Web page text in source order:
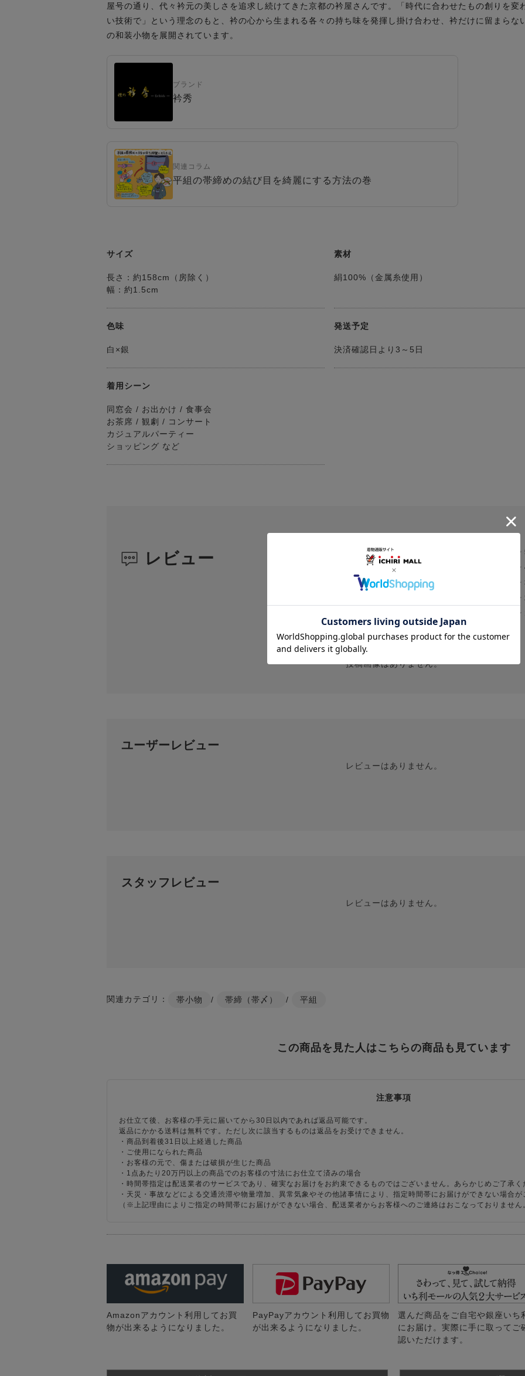
屋号の通り、代々衿元の美しさを追求し続けてきた京都の衿屋さんです。「時代に合わせたもの創りを変
い技術で」という理念のもと、衿の心から生まれる各々の持ち味を発揮し掛け合わせ、衿だけに留まらな
の和装小物を展開されています。
ブランド
衿秀
関連コラム
平組の帯締めの結び目を綺麗にする方法の巻
サイズ
長さ：約158cm（房除く）
幅：約1.5cm
素材
絹100%（金属糸使用）
色味
白×銀
発送予定
決済確認日より3～5日
着用シーン
同窓会 / お出かけ / 食事会
お茶席 / 観劇 / コンサート
カジュアルパーティー
ショッピング など
レビュー
レビュー件数：
★
★
★
★
★
投稿画像はありません。
ユーザーレビュー
レビューはありません。
スタッフレビュー
レビューはありません。
関連カテゴリ： 帯小物 / 帯締（帯〆） / 平組
この商品を見た人はこちらの商品も見ています
注意事項
お仕立て後、お客様の手元に届いてから30日以内であれば返品可能です。
返品にかかる送料は無料です。ただし次に該当するものは返品をお受けできません。
・商品到着後31日以上経過した商品
・ご使用になられた商品
・お客様の元で、傷または破損が生じた商品
・1点あたり20万円以上の商品でのお客様の寸法にお仕立て済みの場合
・時間帯指定は配送業者のサービスであり、確実なお届けをお約束できるものではございません。あらかじめご了承く
・天災・事故などによる交通渋滞や物量増加、異常気象やその他諸事情により、指定時間帯にお届けができない場合が
（※上記理由によりご指定の時間帯にお届けができない場合、配送業者からお客様へのご連絡はおこなっておりません
Amazonアカウント利用してお買
物が出来るようになりました。
PayPayアカウント利用してお買物
が出来るようになりました。
選んだ商品をご自宅や銀座いち
にお届け。実際に手に取ってご
認いただけます。